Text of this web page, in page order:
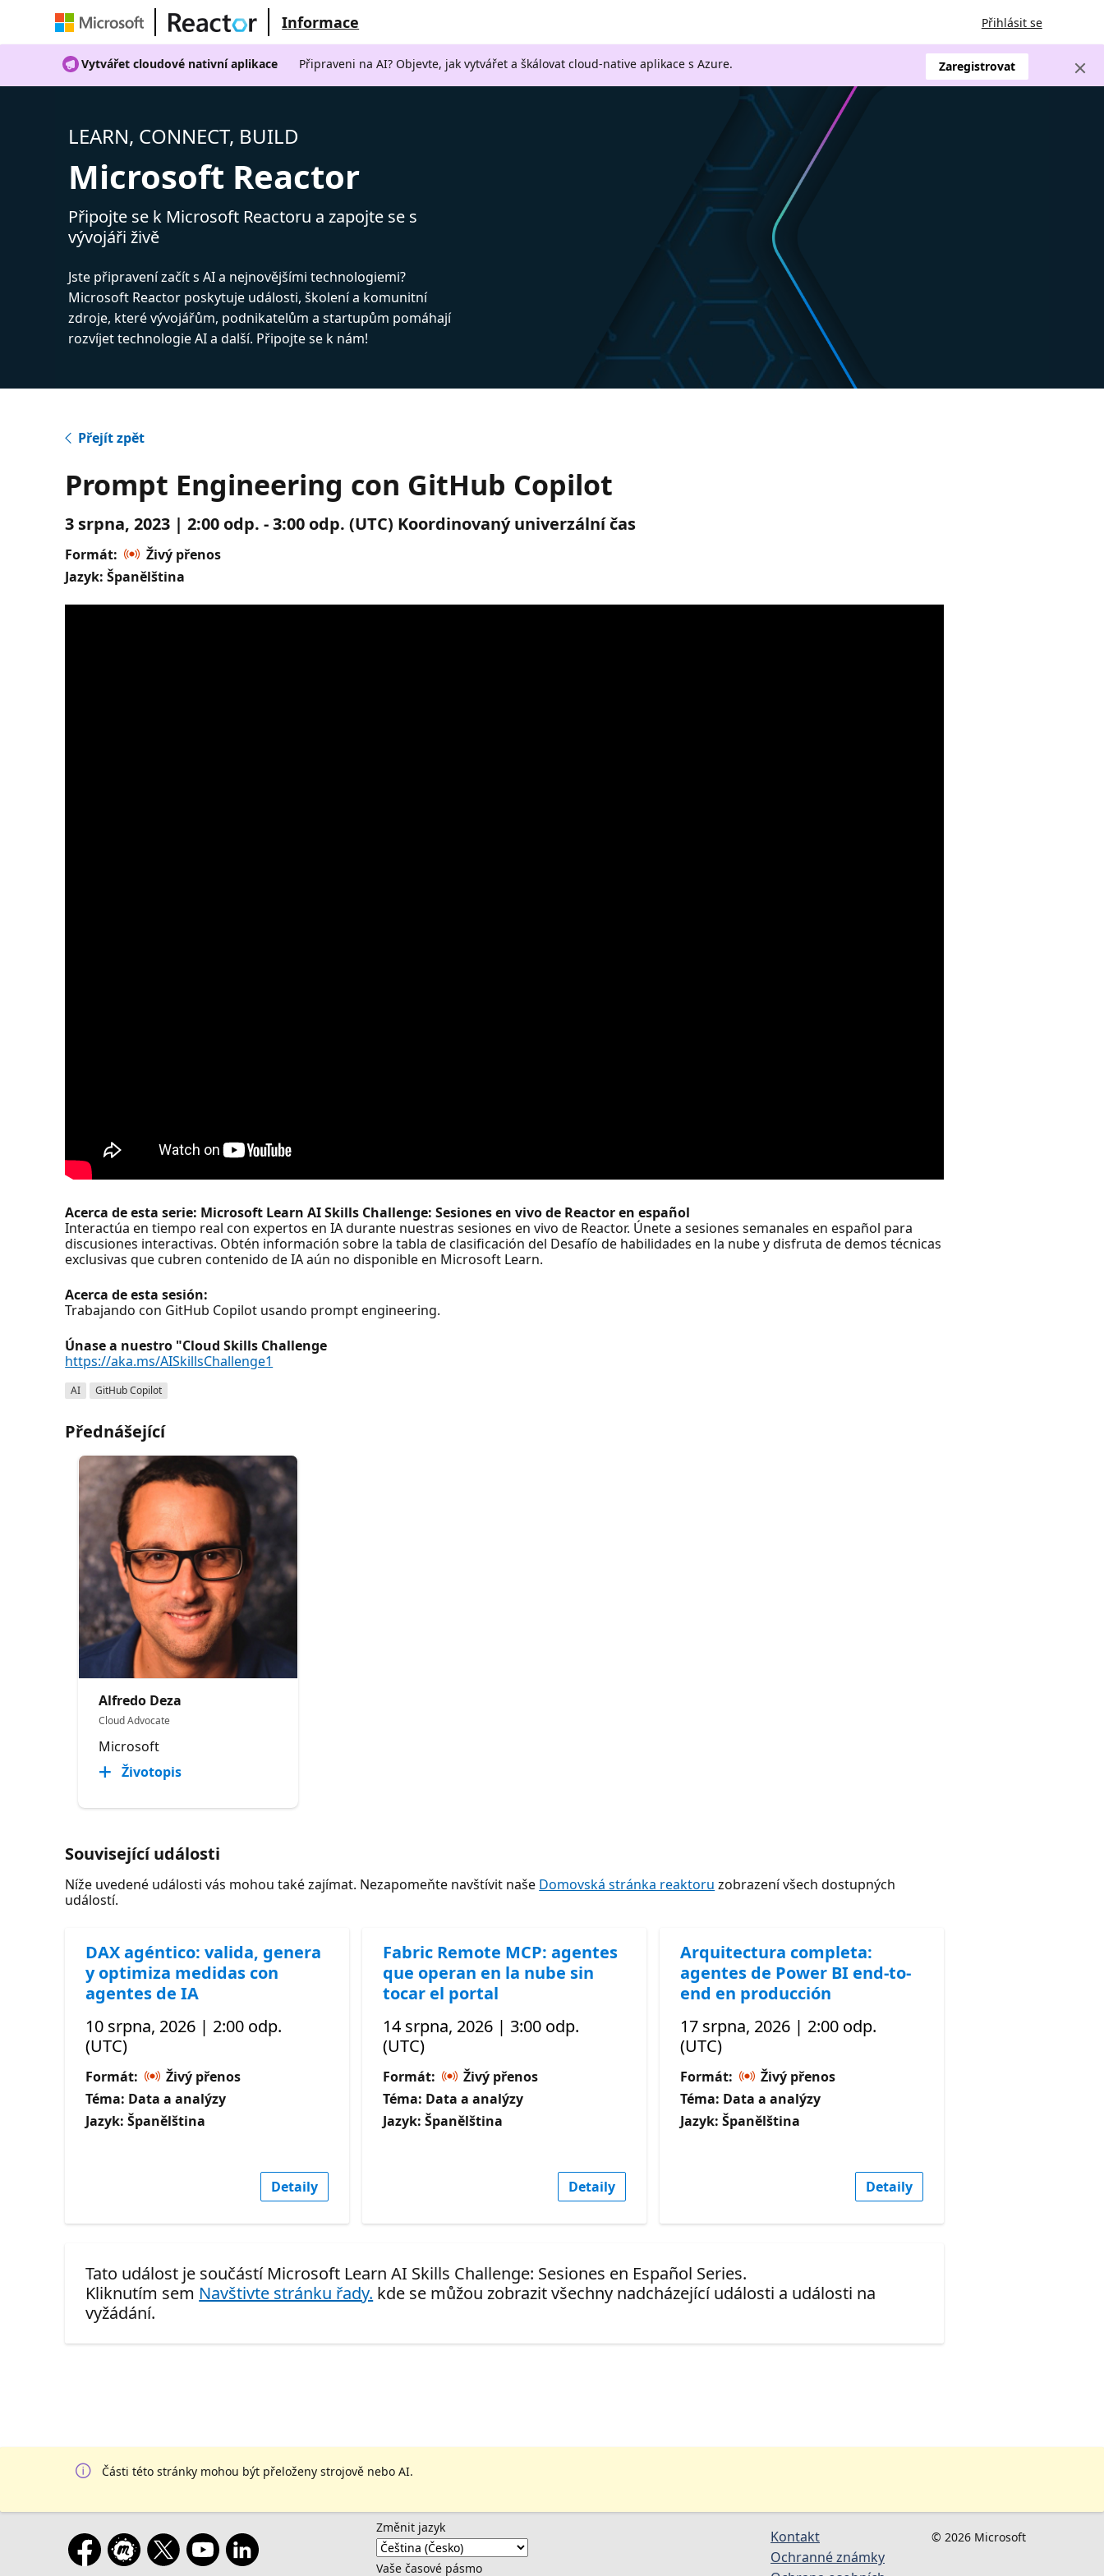
Informace Přihlásit se
Vytvářet cloudové nativní aplikace Připraveni na AI? Objevte, jak vytvářet a škálovat cloud-native aplikace s Azure. Zaregistrovat
LEARN, CONNECT, BUILD
Microsoft Reactor
Připojte se k Microsoft Reactoru a zapojte se s
vývojáři živě
Jste připravení začít s AI a nejnovějšími technologiemi?
Microsoft Reactor poskytuje události, školení a komunitní
zdroje, které vývojářům, podnikatelům a startupům pomáhají
rozvíjet technologie AI a další. Připojte se k nám!
Přejít zpět
Prompt Engineering con GitHub Copilot
3 srpna, 2023 | 2:00 odp. - 3:00 odp. (UTC) Koordinovaný univerzální čas
Formát:
Živý přenos
Jazyk: Španělština
Acerca de esta serie: Microsoft Learn AI Skills Challenge: Sesiones en vivo de Reactor en español
Interactúa en tiempo real con expertos en IA durante nuestras sesiones en vivo de Reactor. Únete a sesiones semanales en español para
discusiones interactivas. Obtén información sobre la tabla de clasificación del Desafío de habilidades en la nube y disfruta de demos técnicas
exclusivas que cubren contenido de IA aún no disponible en Microsoft Learn.
Acerca de esta sesión:
Trabajando con GitHub Copilot usando prompt engineering.
Únase a nuestro "Cloud Skills Challenge
https://aka.ms/AISkillsChallenge1
AI GitHub Copilot
Přednášející
Alfredo Deza
Cloud Advocate
Microsoft
Životopis
Související události
Níže uvedené události vás mohou také zajímat. Nezapomeňte navštívit naše Domovská stránka reaktoru zobrazení všech dostupných
událostí.
DAX agéntico: valida, genera
y optimiza medidas con
agentes de IA
10 srpna, 2026 | 2:00 odp.
(UTC)
Formát:
Živý přenos
Téma: Data a analýzy
Jazyk: Španělština
Detaily
Fabric Remote MCP: agentes
que operan en la nube sin
tocar el portal
14 srpna, 2026 | 3:00 odp.
(UTC)
Formát:
Živý přenos
Téma: Data a analýzy
Jazyk: Španělština
Detaily
Arquitectura completa:
agentes de Power BI end-to-
end en producción
17 srpna, 2026 | 2:00 odp.
(UTC)
Formát:
Živý přenos
Téma: Data a analýzy
Jazyk: Španělština
Detaily
Tato událost je součástí Microsoft Learn AI Skills Challenge: Sesiones en Español Series.
Kliknutím sem Navštivte stránku řady. kde se můžou zobrazit všechny nadcházející události a události na
vyžádání.
Části této stránky mohou být přeloženy strojově nebo AI.
Změnit jazyk
Vaše časové pásmo
Kontakt
Ochranné známky
© 2026 Microsoft